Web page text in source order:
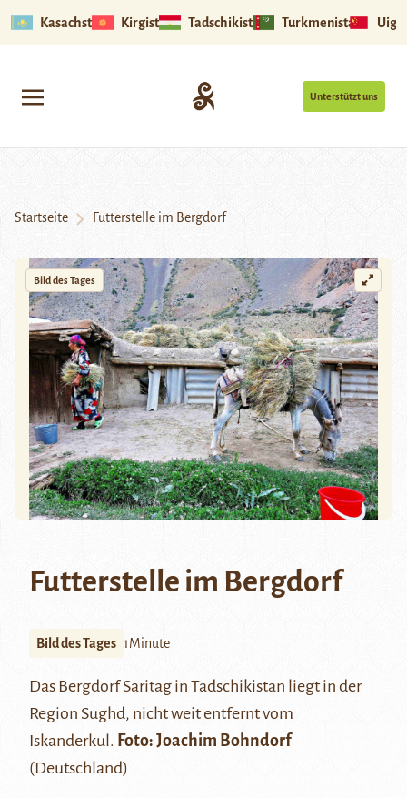
Kasachstan Kirgistan Tadschikistan Turkmenistan
Unterstützt uns
Startseite Futterstelle im Bergdorf
Bild des Tages
Futterstelle im Bergdorf
Bild des Tages 1Minute
Das Bergdorf Saritag in Tadschikistan liegt in der
Region Sughd, nicht weit entfernt vom
Iskanderkul. Foto: Joachim Bohndorf
(Deutschland)